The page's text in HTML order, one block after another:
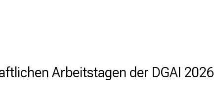
Arbeitstagen der DGAI 2026